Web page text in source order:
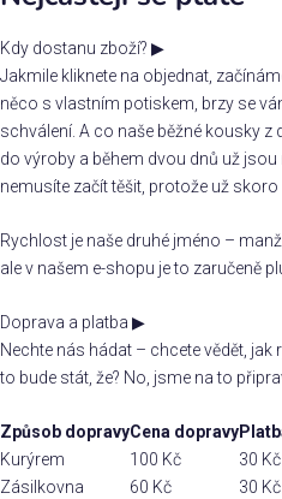
Kdy dostanu zboží? ▶
Jakmile kliknete na objednat,
něco s vlastním potiskem, brzy se
schválení. A co naše běžné kousky z
do výroby a během dvou dnů už jsou
nemusíte začít těšit, protože už skoro
Rychlost je naše druhé jméno –
ale v našem e-shopu je to zaručeně
Doprava a platba ▶
Nechte nás hádat – chcete vědět,
to bude stát, že? No, jsme na to
Způsob dopravyCena dopravy
Kurýrem
100 Kč 30 Kč
Zásilkovna
60 Kč 30 Kč